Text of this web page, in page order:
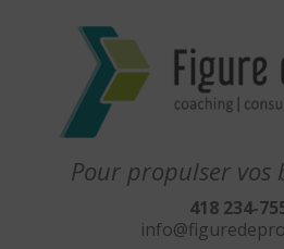
Pour propulser vos
418 234-